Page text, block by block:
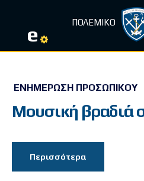
e ΠΟΛΕΜΙΚΟ
ΕΝΗΜΈΡΩΣΗ ΠΡΟΣΩΠΙΚΟΎ
Μουσική βραδιά
Περισσότερα